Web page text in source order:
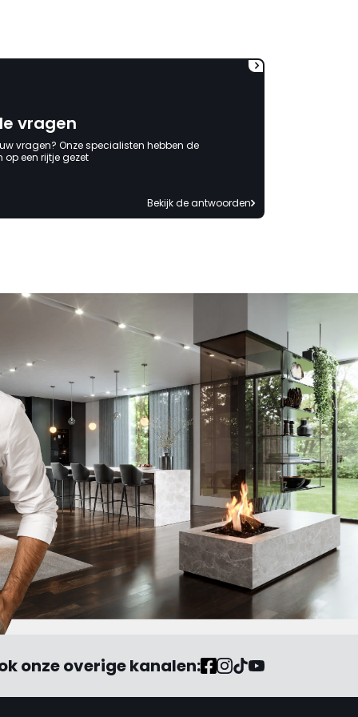
vragen
vragen? Onze specialisten hebben de
een rijtje gezet
Bekijk de antwoorden
onze overige kanalen: